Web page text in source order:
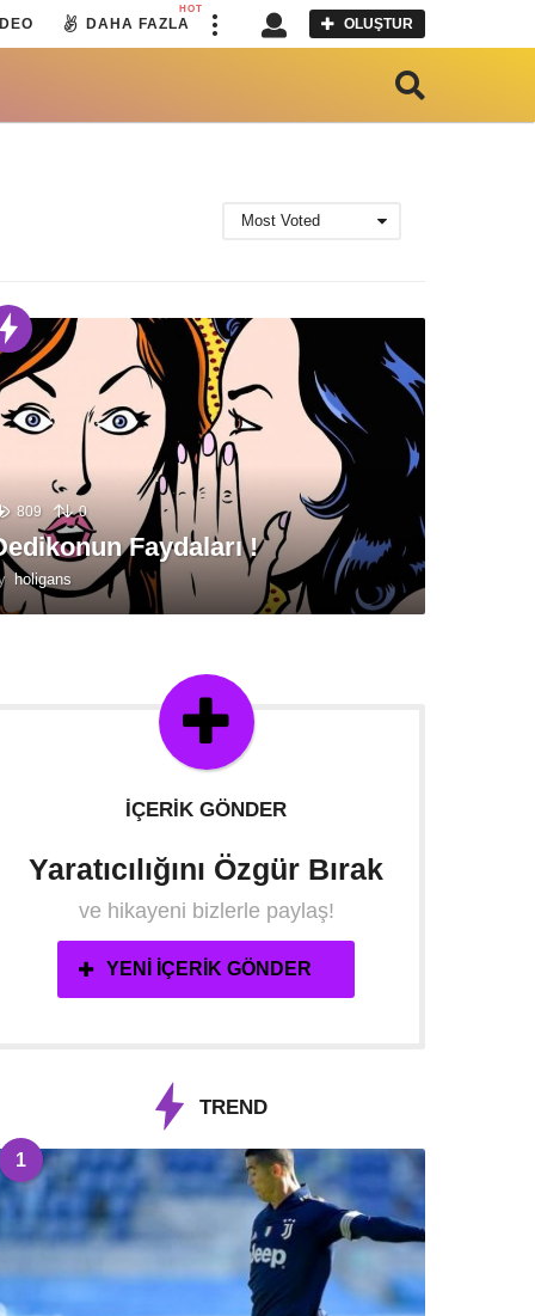
DAHA FAZLA
HOT
OLUŞTUR
Most Voted
809 0
Faydaları !
holigans
İÇERIK GÖNDER
Yaratıcılığını Özgür Bırak
ve hikayeni bizlerle paylaş!
YENI İÇERIK GÖNDER
TREND
1